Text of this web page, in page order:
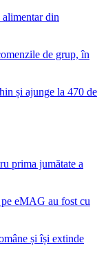
din
de grup, în
și ajunge la 470 de
prima jumătate a
eMAG au fost cu
și își extinde